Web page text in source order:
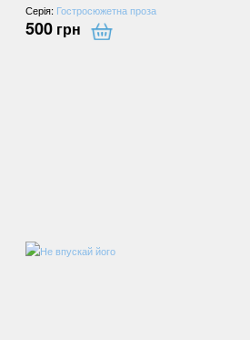
Серія: Гостросюжетна проза
500 грн